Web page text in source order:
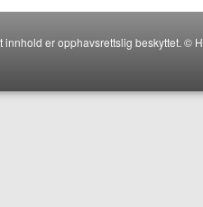
innhold er opphavsrettslig beskyttet. ©